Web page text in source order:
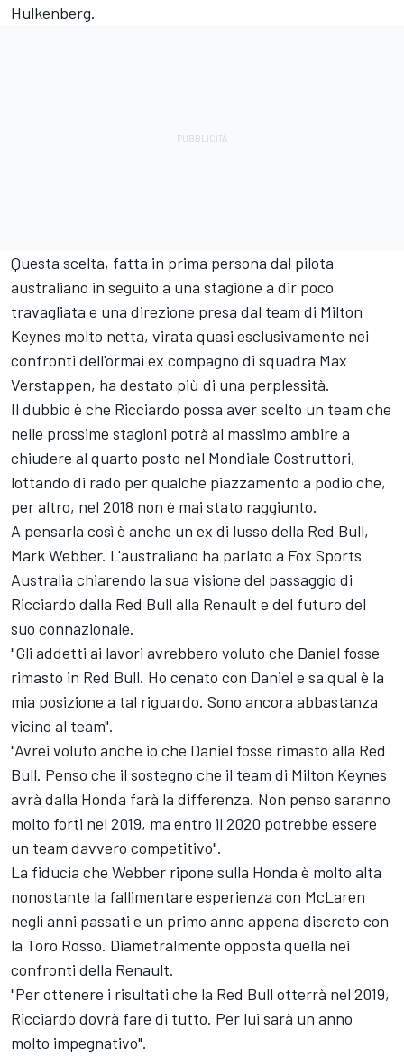
Hulkenberg.
Questa scelta, fatta in prima persona dal pilota
australiano in seguito a una stagione a dir poco
travagliata e una direzione presa dal team di Milton
Keynes molto netta, virata quasi esclusivamente nei
confronti dell'ormai ex compagno di squadra Max
Verstappen, ha destato più di una perplessità.
Il dubbio è che Ricciardo possa aver scelto un team che
nelle prossime stagioni potrà al massimo ambire a
chiudere al quarto posto nel Mondiale Costruttori,
lottando di rado per qualche piazzamento a podio che,
per altro, nel 2018 non è mai stato raggiunto.
A pensarla così è anche un ex di lusso della Red Bull,
Mark Webber. L'australiano ha parlato a Fox Sports
Australia chiarendo la sua visione del passaggio di
Ricciardo dalla Red Bull alla Renault e del futuro del
suo connazionale.
"Gli addetti ai lavori avrebbero voluto che Daniel fosse
rimasto in Red Bull. Ho cenato con Daniel e sa qual è la
mia posizione a tal riguardo. Sono ancora abbastanza
vicino al team".
"Avrei voluto anche io che Daniel fosse rimasto alla Red
Bull. Penso che il sostegno che il team di Milton Keynes
avrà dalla Honda farà la differenza. Non penso saranno
molto forti nel 2019, ma entro il 2020 potrebbe essere
un team davvero competitivo".
La fiducia che Webber ripone sulla Honda è molto alta
nonostante la fallimentare esperienza con McLaren
negli anni passati e un primo anno appena discreto con
la Toro Rosso. Diametralmente opposta quella nei
confronti della Renault.
"Per ottenere i risultati che la Red Bull otterrà nel 2019,
Ricciardo dovrà fare di tutto. Per lui sarà un anno
molto impegnativo".